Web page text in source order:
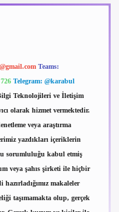
Teams:
Telegram: @karabul
Teknolojileri ve İletişim
olarak hizmet vermektedir.
veya araştırma
yazdıkları içeriklerin
sorumluluğu kabul etmiş
veya şahıs şirketi ile hiçbir
makaleler
taşımamakta olup, gerçek